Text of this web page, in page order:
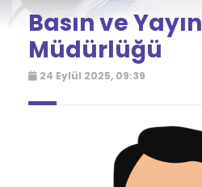
Basın ve Yayın
Müdürlüğü
24 Eylül 2025, 09:39